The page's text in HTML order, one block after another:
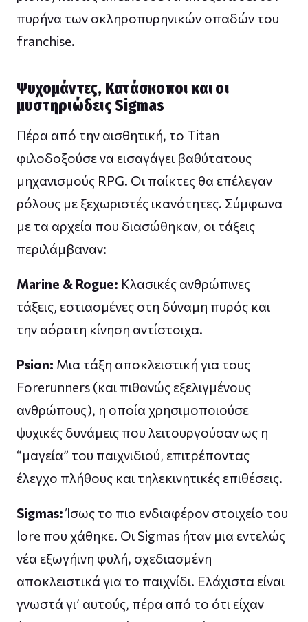
πυρήνα των σκληροπυρηνικών οπαδών του
franchise.
Ψυχομάντες, Κατάσκοποι και οι
μυστηριώδεις Sigmas
Πέρα από την αισθητική, το Titan
φιλοδοξούσε να εισαγάγει βαθύτατους
μηχανισμούς RPG. Οι παίκτες θα επέλεγαν
ρόλους με ξεχωριστές ικανότητες. Σύμφωνα
με τα αρχεία που διασώθηκαν, οι τάξεις
περιλάμβαναν:
Marine & Rogue: Κλασικές ανθρώπινες
τάξεις, εστιασμένες στη δύναμη πυρός και
την αόρατη κίνηση αντίστοιχα.
Psion: Μια τάξη αποκλειστική για τους
Forerunners (και πιθανώς εξελιγμένους
ανθρώπους), η οποία χρησιμοποιούσε
ψυχικές δυνάμεις που λειτουργούσαν ως η
“μαγεία” του παιχνιδιού, επιτρέποντας
έλεγχο πλήθους και τηλεκινητικές επιθέσεις.
Sigmas:Ίσως το πιο ενδιαφέρον στοιχείο του
lore που χάθηκε. Οι Sigmas ήταν μια εντελώς
νέα εξωγήινη φυλή, σχεδιασμένη
αποκλειστικά για το παιχνίδι. Ελάχιστα είναι
γνωστά γι’ αυτούς, πέρα από το ότι είχαν